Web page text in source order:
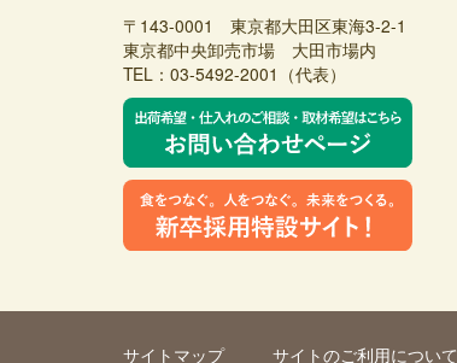
〒143-0001 東京都大田区東海3-2-1
東京都中央卸売市場 大田市場内
TEL：03-5492-2001（代表）
サイトマップ サイトのご利用について